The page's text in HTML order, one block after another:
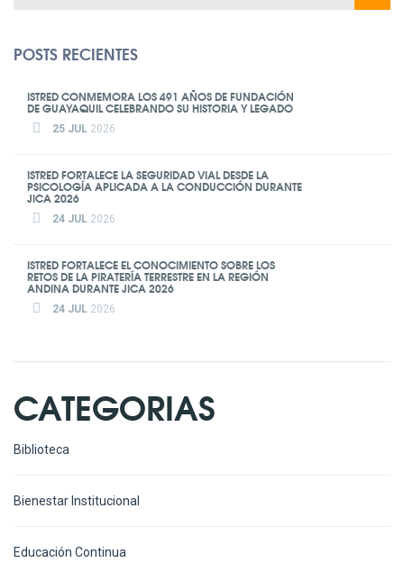
POSTS RECIENTES
ISTRED CONMEMORA LOS 491 AÑOS DE FUNDACIÓN
DE GUAYAQUIL CELEBRANDO SU HISTORIA Y LEGADO
25 JUL 2026
ISTRED FORTALECE LA SEGURIDAD VIAL DESDE LA
PSICOLOGÍA APLICADA A LA CONDUCCIÓN DURANTE
JICA 2026
24 JUL 2026
ISTRED FORTALECE EL CONOCIMIENTO SOBRE LOS
RETOS DE LA PIRATERÍA TERRESTRE EN LA REGIÓN
ANDINA DURANTE JICA 2026
24 JUL 2026
CATEGORIAS
Biblioteca
Bienestar Institucional
Educación Continua